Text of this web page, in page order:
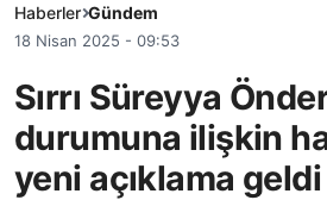
Haberler Gündem
18 Nisan 2025 - 09:53
Sırrı Süreyya
durumuna ilişkin
yeni açıklama geldi